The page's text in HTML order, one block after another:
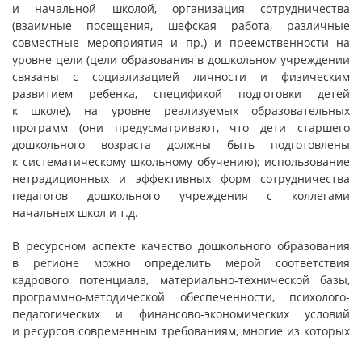
и начальной школой, организация сотрудничества
(взаимные посещения, шефская работа, различные
совместные мероприятия и пр.) и преемственности на
уровне цели (цели образования в дошкольном учреждении
связаны с социализацией личности и физическим
развитием ребенка, спецификой подготовки детей
к школе), на уровне реализуемых образовательных
программ (они предусматривают, что дети старшего
дошкольного возраста должны быть подготовлены
к систематическому школьному обучению); использование
нетрадиционных и эффективных форм сотрудничества
педагогов дошкольного учреждения с коллегами
начальных школ и т.д.
В ресурсном аспекте качество дошкольного образования
в регионе можно определить мерой соответствия
кадрового потенциала, материально-технической базы,
программно-методической обеспеченности, психолого-
педагогических и финансово-экономических условий
и ресурсов современным требованиям, многие из которых